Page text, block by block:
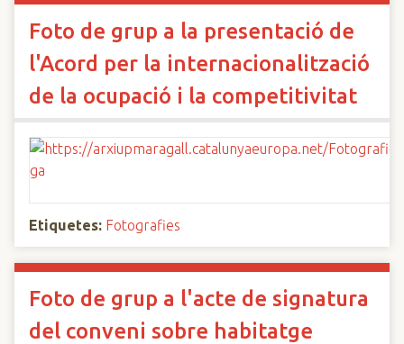
Foto de grup a la presentació de
l'Acord per la internacionalització
de la ocupació i la competitivitat
Etiquetes: Fotografies
Foto de grup a l'acte de signatura
del conveni sobre habitatge